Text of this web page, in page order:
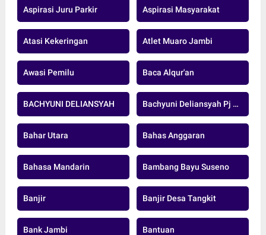
Aspirasi Juru Parkir Aspirasi Masyarakat
Atasi Kekeringan Atlet Muaro Jambi
Awasi Pemilu Baca Alqur'an
BACHYUNI DELIANSYAH Bachyuni Deliansyah Pj Bupati Muaro Jambi
Bahar Utara Bahas Anggaran
Bahasa Mandarin Bambang Bayu Suseno
Banjir Banjir Desa Tangkit
Bank Jambi Bantuan